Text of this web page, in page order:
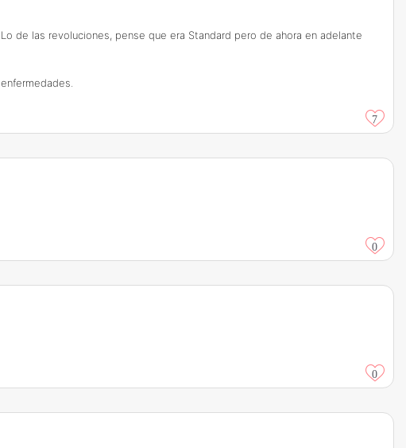
de las revoluciones, pense que era Standard pero de ahora en adelante
7
0
0